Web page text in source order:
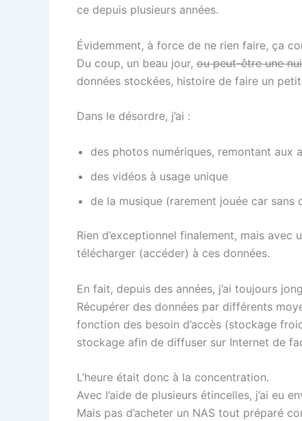
ce depuis plusieurs années.
Évidemment, à force de ne rien faire, ça
Du coup, un beau jour, ou peut-être une
données stockées, histoire de faire un
Dans le désordre, j’ai :
des photos numériques, remontant aux
des vidéos à usage unique
de la musique (rarement jouée car
Rien d’exceptionnel finalement, mais avec
télécharger (accéder) à ces données.
En fait, depuis des années, j’ai toujours
Récupérer des données par différents
fonction des besoin d’accès (stockage
stockage afin de diffuser sur Internet de
L’heure était donc à la concentration.
Avec l’aide de plusieurs étincelles, j’ai eu
Mais pas d’acheter un NAS tout préparé